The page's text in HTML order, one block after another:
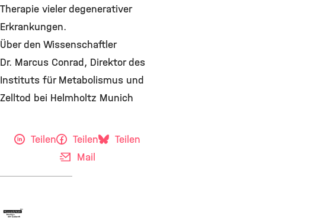
Therapie vieler degenerativer
Erkrankungen.
Über den Wissenschaftler
Dr. Marcus Conrad, Direktor des
Instituts für Metabolismus und
Zelltod bei Helmholtz Munich
Teilen Teilen
Teilen
Mail